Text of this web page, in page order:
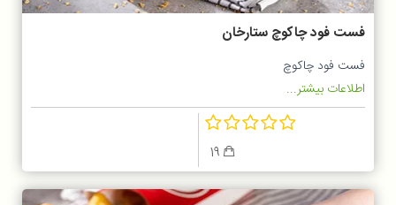
فست فود چاکوچ ستارخان
فست فود چاکوچ
اطلاعات بیشتر...